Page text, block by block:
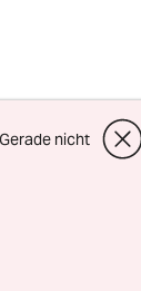
Gerade nicht